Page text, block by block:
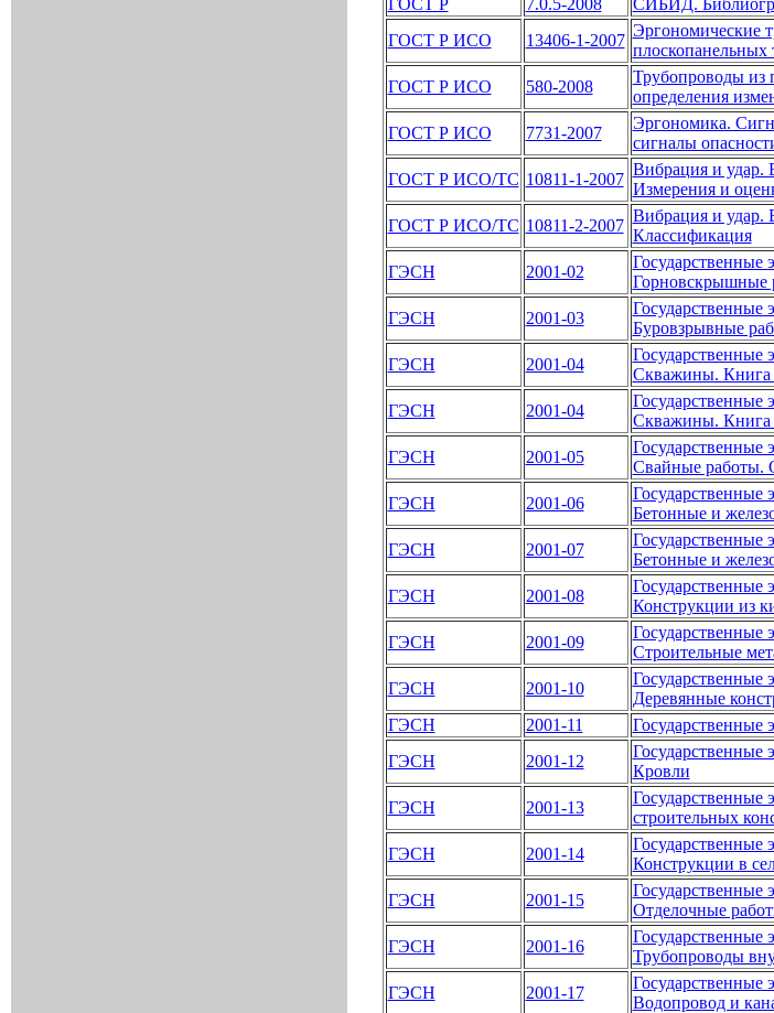
ГОСТ Р
7.0.5-2008 СИБИД.
ГОСТ Р ИСО
13406-1-2007
Эргономические
плоскопанельных
ГОСТ Р ИСО 580-2008
Трубопроводы из
определения
ГОСТ Р ИСО 7731-2007
Эргономика.
сигналы
ГОСТ Р ИСО/ТС 10811-1-2007
Вибрация и удар.
Измерения и
ГОСТ Р ИСО/ТС 10811-2-2007
Вибрация и удар.
Классификация
ГЭСН 2001-02
Горновскрышные
ГЭСН 2001-03
Буровзрывные
ГЭСН 2001-04
Скважины. Книга
ГЭСН 2001-04
Скважины. Книга
ГЭСН 2001-05
Свайные работы.
ГЭСН 2001-06
Бетонные и
ГЭСН 2001-07
Бетонные и
ГЭСН 2001-08
Конструкции из
ГЭСН 2001-09
Строительные
ГЭСН 2001-10
Государственные
Деревянные
ГЭСН
2001-11
ГЭСН
2001-12
Государственные
Кровли
ГЭСН 2001-13
строительных
ГЭСН 2001-14
Государственные
Конструкции в
ГЭСН 2001-15
Государственные
Отделочные
ГЭСН 2001-16
Государственные
Трубопроводы
ГЭСН 2001-17
Государственные
Водопровод и